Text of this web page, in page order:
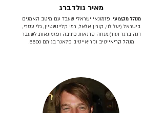
מאיר גולדברג
מנהל מקצועי, פזמונאי ישראלי שעבד עם מיטב האמנים
בישראל (יעל לוי, קורין אלאל, רמי קליינשטיין, גלי עטרי,
דנה ברגר ועוד).מנחה סדנאות כתיבה ופזמונאות. לשעבר
מנהל קריאייטיב וקריאייטיב פלאנר בגיתם BBDO.